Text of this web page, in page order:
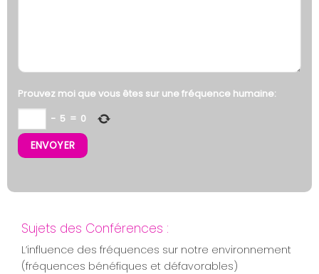
Prouvez moi que vous êtes sur une fréquence humaine:
− 5 = 0
Sujets des Conférences :
L’influence des fréquences sur notre environnement
(fréquences bénéfiques et défavorables)